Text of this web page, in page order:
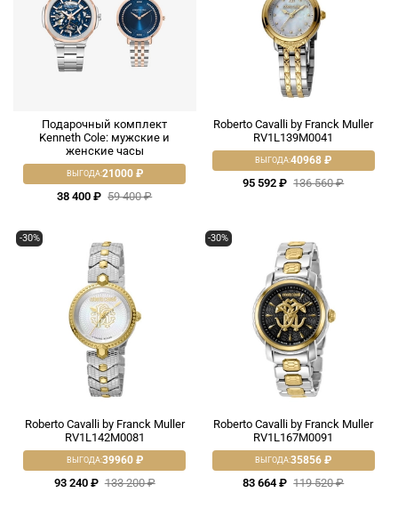
Подарочный комплект
Kenneth Cole: мужские и
женские часы
38 400 ₽ 59 400 ₽
ВЫГОДА:21000 ₽
Roberto Cavalli by Franck Muller
RV1L139M0041
95 592 ₽ 136 560 ₽
ВЫГОДА:40968 ₽
-30%
Roberto Cavalli by Franck Muller
RV1L142M0081
93 240 ₽ 133 200 ₽
ВЫГОДА:39960 ₽
-30%
Roberto Cavalli by Franck Muller
RV1L167M0091
83 664 ₽ 119 520 ₽
ВЫГОДА:35856 ₽